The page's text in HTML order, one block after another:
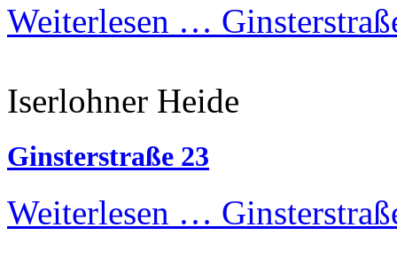
Weiterlesen …
Iserlohner Heide
Ginsterstraße 23
Weiterlesen …